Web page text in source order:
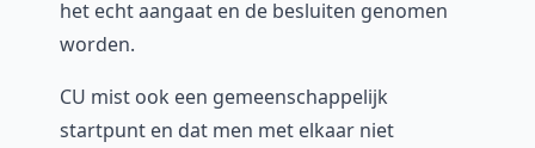
het echt aangaat en de besluiten genomen
worden.
CU mist ook een gemeenschappelijk
startpunt en dat men met elkaar niet